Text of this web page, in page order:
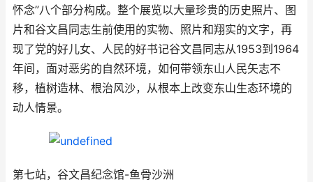
怀念”八个部分构成。整个展览以大量珍贵的历史照片、图
片和谷文昌同志生前使用的实物、照片和翔实的文字，再
现了党的好儿女、人民的好书记谷文昌同志从1953到1964
年间，面对恶劣的自然环境，如何带领东山人民矢志不
移，植树造林、根治风沙，从根本上改变东山生态环境的
动人情景。
第七站，谷文昌纪念馆-鱼骨沙洲